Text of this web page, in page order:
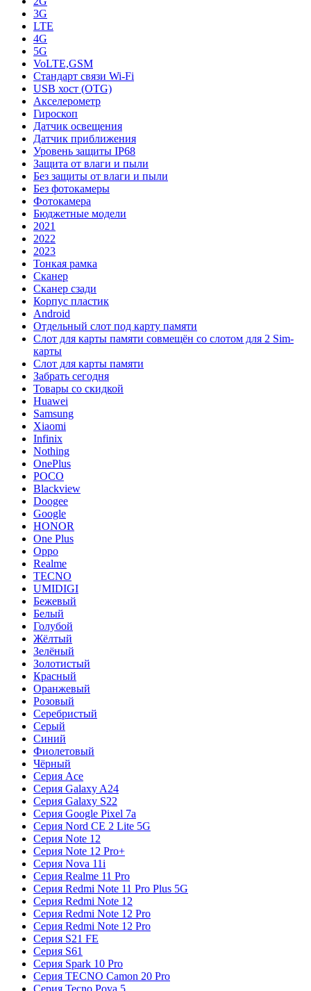
3G
LTE
4G
5G
VoLTE,GSM
Стандарт связи Wi-Fi
USB хост (OTG)
Акселерометр
Гироскоп
Датчик освещения
Датчик приближения
Уровень защиты IP68
Защита от влаги и пыли
Без защиты от влаги и пыли
Без фотокамеры
Фотокамера
Бюджетные модели
2021
2022
2023
Тонкая рамка
Сканер
Сканер сзади
Корпус пластик
Android
Отдельный слот под карту памяти
Слот для карты памяти совмещён со слотом для 2 Sim-
карты
Слот для карты памяти
Забрать сегодня
Товары со скидкой
Huawei
Samsung
Xiaomi
Infinix
Nothing
OnePlus
POCO
Blackview
Doogee
Google
HONOR
One Plus
Oppo
Realme
TECNO
UMIDIGI
Бежевый
Белый
Голубой
Жёлтый
Зелёный
Золотистый
Красный
Оранжевый
Розовый
Серебристый
Серый
Синий
Фиолетовый
Чёрный
Серия Ace
Серия Galaxy A24
Серия Galaxy S22
Серия Google Pixel 7a
Серия Nord CE 2 Lite 5G
Серия Note 12
Серия Note 12 Pro+
Серия Nova 11i
Серия Realme 11 Pro
Серия Redmi Note 11 Pro Plus 5G
Серия Redmi Note 12
Серия Redmi Note 12 Pro
Серия Redmi Note 12 Pro
Серия S21 FE
Серия S61
Серия Spark 10 Pro
Серия TECNO Camon 20 Pro
Серия Tecno Pova 5